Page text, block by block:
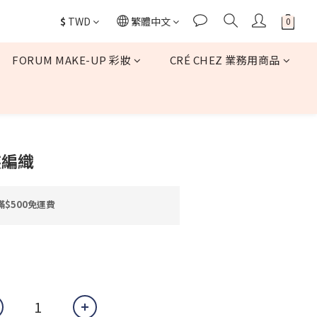
$ TWD 繁體中文
FORUM MAKE-UP 彩妝 CRÉ CHEZ 業務用商品
織
$500免運費